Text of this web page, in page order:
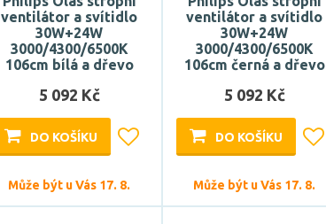
ventilátor a svítidlo
30W+24W
3000/4300/6500K
106cm bílá a dřevo
5 092 Kč
DO KOŠÍKU
Může být u Vás 17. 8.
ventilátor a svítidlo
30W+24W
3000/4300/6500K
106cm černá a dřevo
5 092 Kč
DO KOŠÍKU
Může být u Vás 17. 8.